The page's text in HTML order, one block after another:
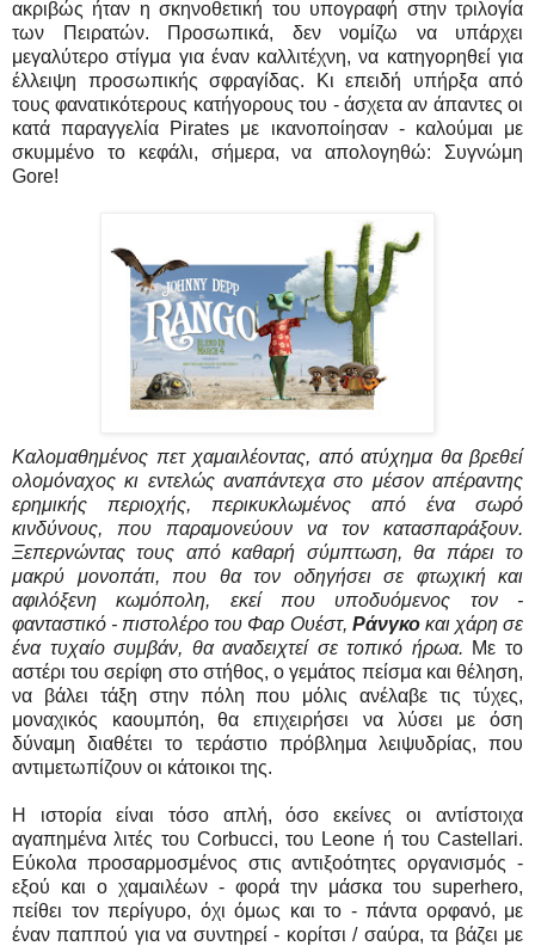
ακριβώς ήταν η σκηνοθετική του υπογραφή στην τριλογία
των Πειρατών. Προσωπικά, δεν νομίζω να υπάρχει
μεγαλύτερο στίγμα για έναν καλλιτέχνη, να κατηγορηθεί για
έλλειψη προσωπικής σφραγίδας. Κι επειδή υπήρξα από
τους φανατικότερους κατήγορους του - άσχετα αν άπαντες οι
κατά παραγγελία Pirates με ικανοποίησαν - καλούμαι με
σκυμμένο το κεφάλι, σήμερα, να απολογηθώ: Συγνώμη
Gore!
Καλομαθημένος πετ χαμαιλέοντας, από ατύχημα θα βρεθεί
ολομόναχος κι εντελώς αναπάντεχα στο μέσον απέραντης
ερημικής περιοχής, περικυκλωμένος από ένα σωρό
κινδύνους, που παραμονεύουν να τον κατασπαράξουν.
Ξεπερνώντας τους από καθαρή σύμπτωση, θα πάρει το
μακρύ μονοπάτι, που θα τον οδηγήσει σε φτωχική και
αφιλόξενη κωμόπολη, εκεί που υποδυόμενος τον -
φανταστικό - πιστολέρο του Φαρ Ουέστ, Ράνγκοκαι χάρη σε
ένα τυχαίο συμβάν, θα αναδειχτεί σε τοπικό ήρωα. Με το
αστέρι του σερίφη στο στήθος, ο γεμάτος πείσμα και θέληση,
να βάλει τάξη στην πόλη που μόλις ανέλαβε τις τύχες,
μοναχικός καουμπόη, θα επιχειρήσει να λύσει με όση
δύναμη διαθέτει το τεράστιο πρόβλημα λειψυδρίας, που
αντιμετωπίζουν οι κάτοικοι της.
Η ιστορία είναι τόσο απλή, όσο εκείνες οι αντίστοιχα
αγαπημένα λιτές του Corbucci, του Leone ή του Castellari.
Εύκολα προσαρμοσμένος στις αντιξοότητες οργανισμός -
εξού και ο χαμαιλέων - φορά την μάσκα του superhero,
πείθει τον περίγυρο, όχι όμως και το - πάντα ορφανό, με
έναν παππού για να συντηρεί - κορίτσι / σαύρα, τα βάζει με